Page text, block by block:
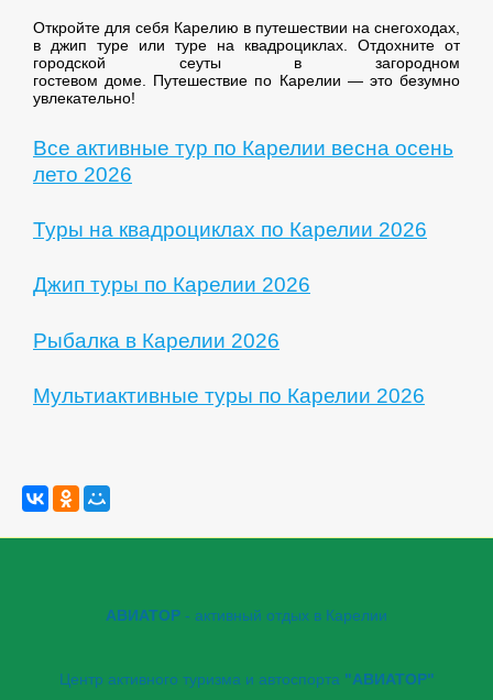
Откройте для себя Карелию в путешествии на снегоходах,
в джип туре или туре на квадроциклах. Отдохните от
городской сеуты в загородном
гостевом доме. Путешествие по Карелии — это безумно
увлекательно!
Все активные тур по Карелии весна осень
лето 2026
Туры на квадроциклах по Карелии 2026
Джип туры по Карелии 2026
Рыбалка в Карелии 2026
Мультиактивные туры по Карелии 2026
АВИАТОР - активный отдых в Карелии
Центр активного туризма и автоспорта "АВИАТОР"